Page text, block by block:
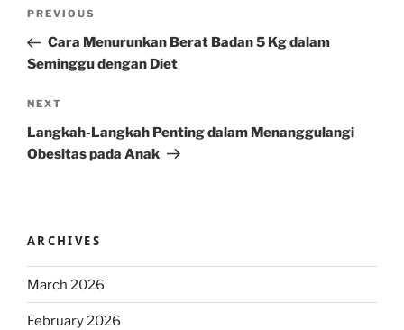
Previous
Post
PREVIOUS
Cara Menurunkan Berat Badan 5 Kg dalam
Seminggu dengan Diet
Next
Post
NEXT
Langkah-Langkah Penting dalam Menanggulangi
Obesitas pada Anak
ARCHIVES
March 2026
February 2026